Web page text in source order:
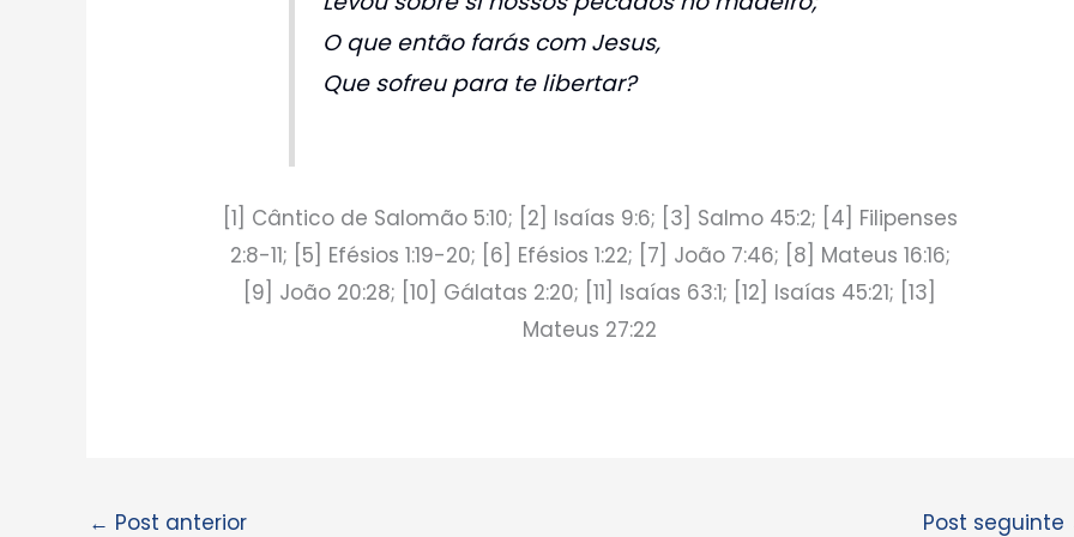
O que então farás com Jesus,
Que sofreu para te libertar?
[1] Cântico de Salomão 5:10; [2] Isaías 9:6; [3] Salmo 45:2; [4] Filipenses
2:8-11; [5] Efésios 1:19-20; [6] Efésios 1:22; [7] João 7:46; [8] Mateus 16:16;
[9] João 20:28; [10] Gálatas 2:20; [11] Isaías 63:1; [12] Isaías 45:21; [13]
Mateus 27:22
← Post anterior Post seguinte